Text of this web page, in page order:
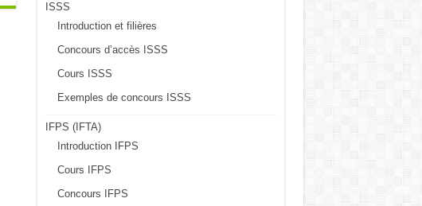
ISSS
Introduction et filières
Concours d’accès ISSS
Cours ISSS
Exemples de concours ISSS
IFPS (IFTA)
Introduction IFPS
Cours IFPS
Concours IFPS